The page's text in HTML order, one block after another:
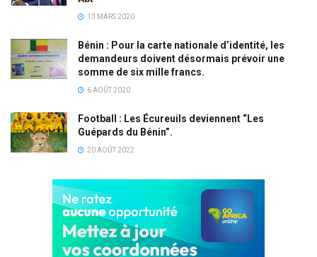
13 MARS 2020
Bénin : Pour la carte nationale d’identité, les
demandeurs doivent désormais prévoir une
somme de six mille francs.
6 AOÛT 2020
Football : Les Écureuils deviennent “Les
Guépards du Bénin”.
20 AOÛT 2022